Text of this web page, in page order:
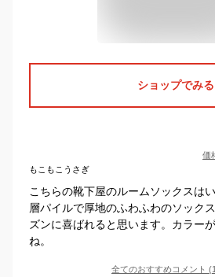
ショップでみる
価
もこもこうさぎ
こちらの靴下屋のルームソックスは
層パイルで厚地のふわふわのソック
ズンに喜ばれると思います。カラー
ね。
全てのおすすめコメント (1